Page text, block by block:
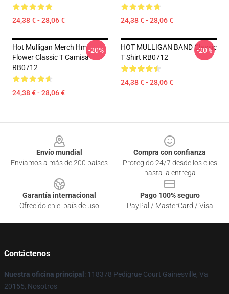
24,38 € - 28,06 € 24,38 € - 28,06 €
Hot Mulligan Merch Hm
Flower Classic T Camisa
RB0712
24,38 € - 28,06 €
-20%
HOT MULLIGAN BAND Classic
T Shirt RB0712
24,38 € - 28,06 €
-20%
Envío mundial
Enviamos a más de 200 países
Compra con confianza
Protegido 24/7 desde los clics
hasta la entrega
Garantía internacional
Ofrecido en el país de uso
Pago 100% seguro
PayPal / MasterCard / Visa
Contáctenos
Nuestra oficina principal : 118378 Pedigrue Court Gainesville, Va
20155, Nosotros